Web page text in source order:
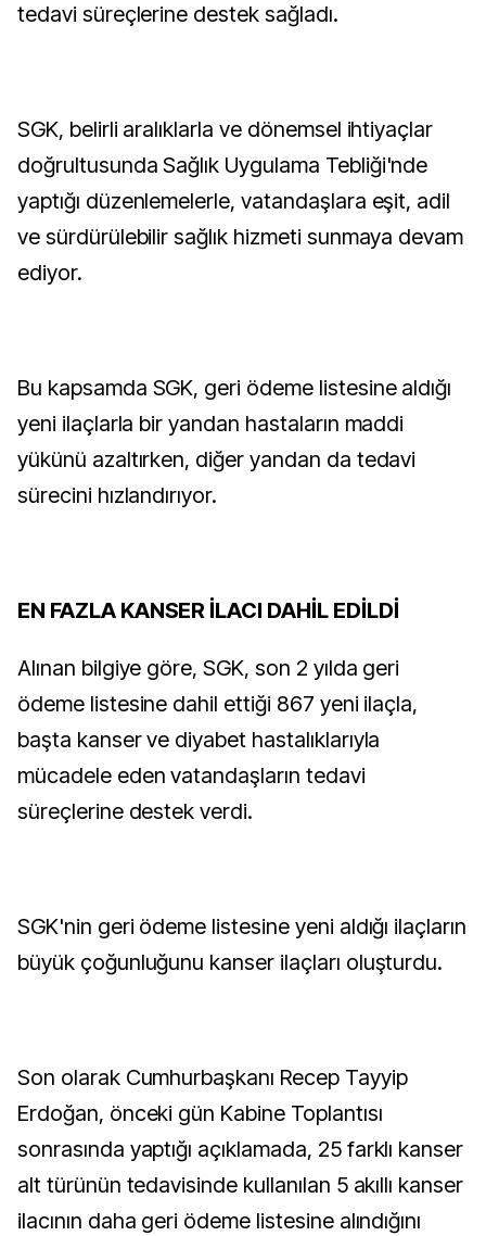
tedavi süreçlerine destek sağladı.
SGK, belirli aralıklarla ve dönemsel ihtiyaçlar
doğrultusunda Sağlık Uygulama Tebliği'nde
yaptığı düzenlemelerle, vatandaşlara eşit, adil
ve sürdürülebilir sağlık hizmeti sunmaya devam
ediyor.
Bu kapsamda SGK, geri ödeme listesine aldığı
yeni ilaçlarla bir yandan hastaların maddi
yükünü azaltırken, diğer yandan da tedavi
sürecini hızlandırıyor.
EN FAZLA KANSER İLACI DAHİL EDİLDİ
Alınan bilgiye göre, SGK, son 2 yılda geri
ödeme listesine dahil ettiği 867 yeni ilaçla,
başta kanser ve diyabet hastalıklarıyla
mücadele eden vatandaşların tedavi
süreçlerine destek verdi.
SGK'nin geri ödeme listesine yeni aldığı ilaçların
büyük çoğunluğunu kanser ilaçları oluşturdu.
Son olarak Cumhurbaşkanı Recep Tayyip
Erdoğan, önceki gün Kabine Toplantısı
sonrasında yaptığı açıklamada, 25 farklı kanser
alt türünün tedavisinde kullanılan 5 akıllı kanser
ilacının daha geri ödeme listesine alındığını